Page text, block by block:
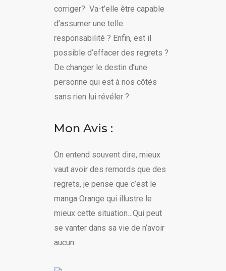
corriger? Va-t’elle être capable
d’assumer une telle
responsabilité ? Enfin, est il
possible d’effacer des regrets ?
De changer le destin d’une
personne qui est à nos côtés
sans rien lui révéler ?
Mon Avis :
On entend souvent dire, mieux
vaut avoir des remords que des
regrets, je pense que c’est le
manga Orange qui illustre le
mieux cette situation…Qui peut
se vanter dans sa vie de n’avoir
aucun